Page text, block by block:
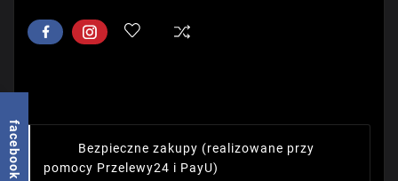
Bezpieczne zakupy (realizowane przy
pomocy Przelewy24 i PayU)
facebook